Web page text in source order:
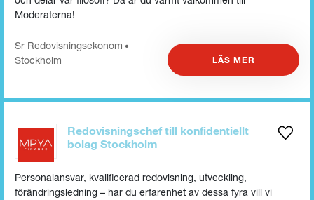
Moderaterna!
Sr Redovisningsekonom •
Stockholm LÄS MER
Redovisningschef till konfidentiellt
bolag Stockholm
Personalansvar, kvalificerad redovisning, utveckling,
förändringsledning – har du erfarenhet av dessa fyra vill vi